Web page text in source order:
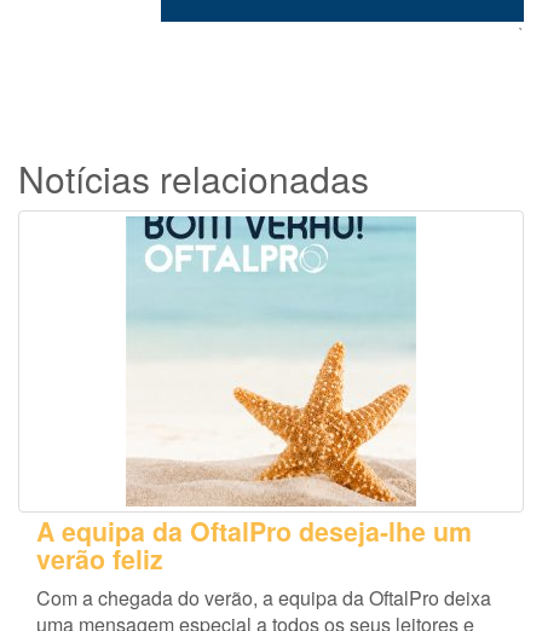
`
Notícias relacionadas
A equipa da OftalPro deseja-lhe um
verão feliz
Com a chegada do verão, a equipa da OftalPro deixa
uma mensagem especial a todos os seus leitores e